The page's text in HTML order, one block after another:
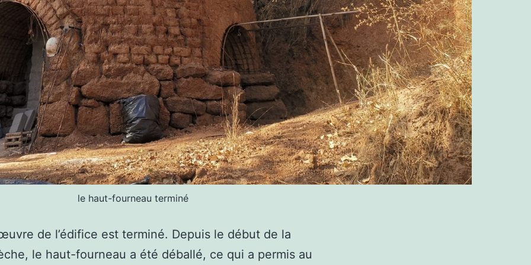
le haut-fourneau terminé
de l’édifice est terminé. Depuis le début de la
le haut-fourneau a été déballé, ce qui a permis au